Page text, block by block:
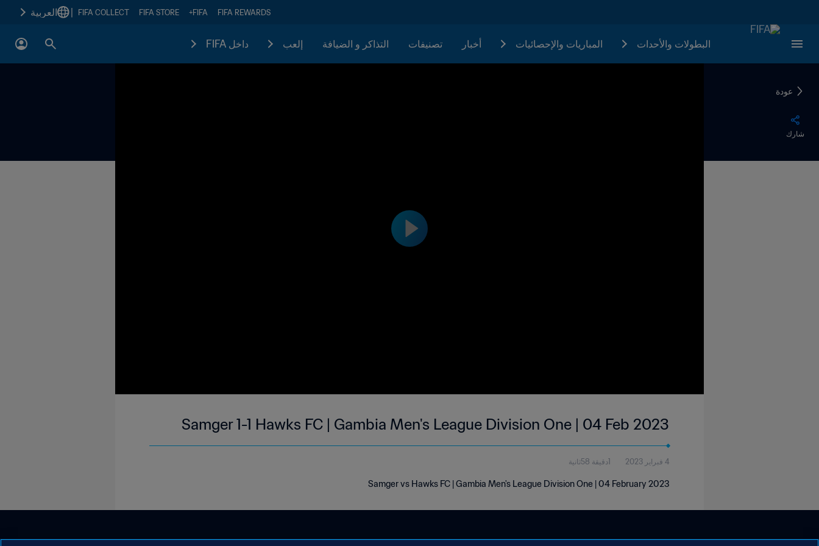
FIFA REWARDS
FIFA+
FIFA STORE
FIFA COLLECT العربية
البطولات والأحدات المباريات والإحصائيات أخبار تصنيفات التذاكر و الضيافة إلعب داخل FIFA
عودة
شارك
Samger 1-1 Hawks FC | Gambia Men's League Division One | 04 Feb 2023
4 فبراير 2023 1دقيقة 58ثانية
Samger vs Hawks FC | Gambia Men's League Division One | 04 February 2023